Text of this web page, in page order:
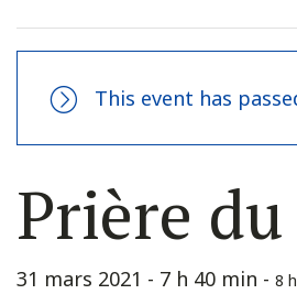
This event has
Prière
31 mars 2021 - 7 h 40 min - 8